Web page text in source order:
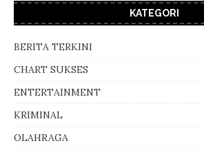
KATEGORI
BERITA TERKINI
CHART SUKSES
ENTERTAINMENT
KRIMINAL
OLAHRAGA